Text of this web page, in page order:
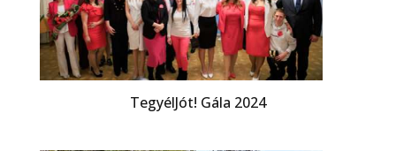
TegyélJót! Gála 2024